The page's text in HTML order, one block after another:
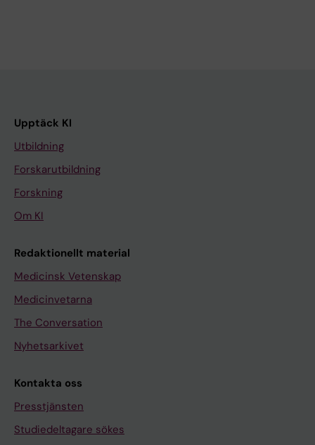
Upptäck KI
Utbildning
Forskarutbildning
Forskning
Om KI
Redaktionellt material
Medicinsk Vetenskap
Medicinvetarna
The Conversation
Nyhetsarkivet
Kontakta oss
Presstjänsten
Studiedeltagare sökes